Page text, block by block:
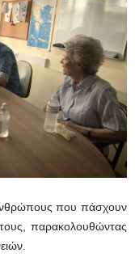
που πάσχουν
παρακολουθώντας